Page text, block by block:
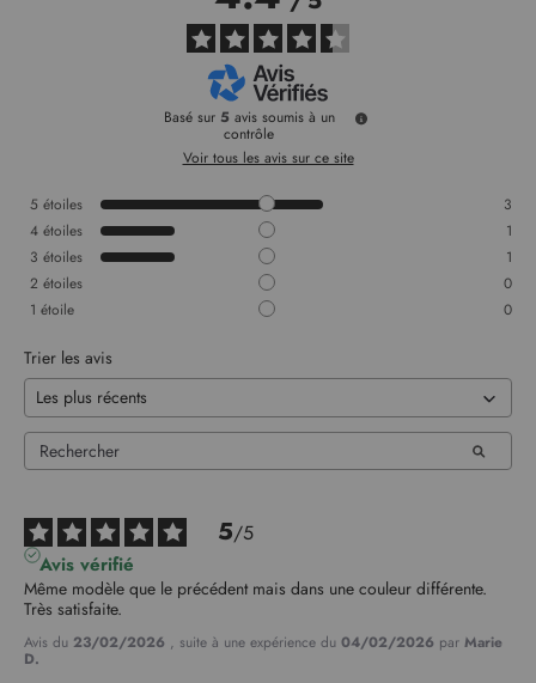
D’ENVIE
Basé sur 5 avis soumis à un
contrôle
Voir tous les avis sur ce site
5 étoiles
3
4 étoiles
1
3 étoiles
1
2 étoiles
0
1 étoile 0
Trier les avis
5/5
Avis vérifié
Même modèle que le précédent mais dans une couleur différente.
Très satisfaite.
Avis du 23/02/2026 , suite à une expérience du 04/02/2026 par Marie
D.